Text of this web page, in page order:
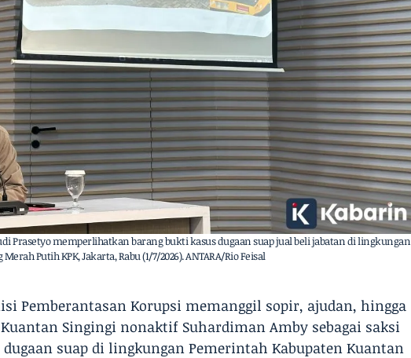
Prasetyo memperlihatkan barang bukti kasus dugaan suap jual beli jabatan di lingkungan
Putih KPK, Jakarta, Rabu (1/7/2026). ANTARA/Rio Feisal
Pemberantasan Korupsi memanggil sopir, ajudan, hingga
Singingi nonaktif Suhardiman Amby sebagai saksi
suap di lingkungan Pemerintah Kabupaten Kuantan